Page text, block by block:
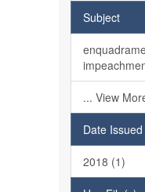
Subject
... View
Date Issued
2018 (1)